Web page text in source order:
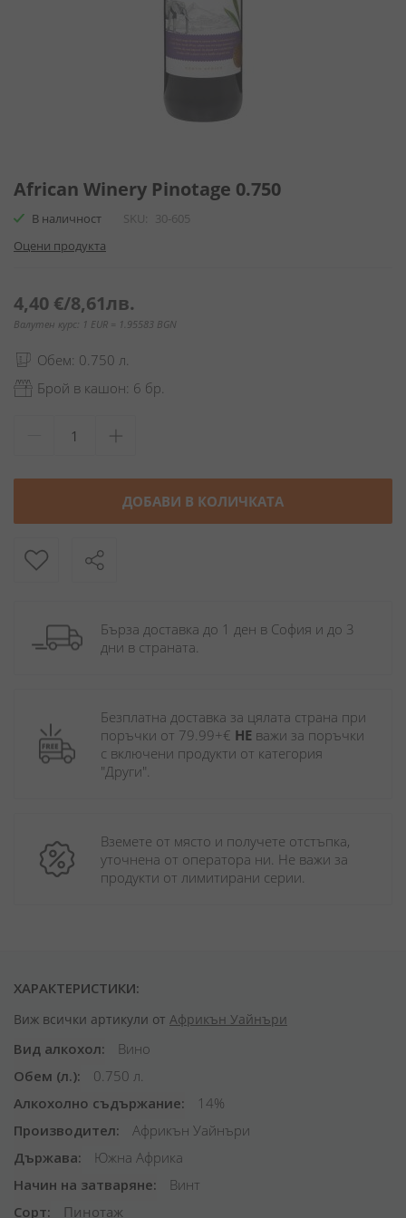
към
на
галерия
със
African Winery Pinotage 0.750
В наличност SKU
30-605
Оцени продукта
4,40 €/8,61лв.
Валутен курс: 1 EUR = 1.95583 BGN
Обем: 0.750 л.
Брой в кашон: 6 бр.
ДОБАВИ В КОЛИЧКАТА
Бърза доставка до 1 ден в София и до 3
дни в страната.
Безплатна доставка за цялата страна при
поръчки от 79.99+€ НЕ важи за поръчки
с включени продукти от категория
"Други".
Вземете от място и получете отстъпка,
уточнена от оператора ни. Не важи за
продукти от лимитирани серии.
ХАРАКТЕРИСТИКИ:
Виж всички артикули от Африкън Уайнъри
Вид алкохол
Вино
Обем (л.)
0.750 л.
Алкохолно съдържание
14%
Производител
Африкън Уайнъри
Държава
Южна Африка
Начин на затваряне
Винт
Сорт
Пинотаж